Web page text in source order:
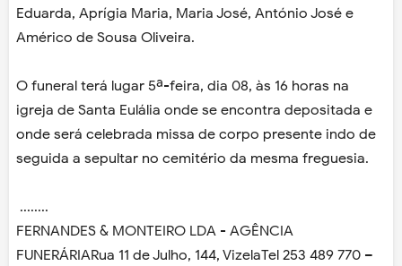
Eduarda, Aprígia Maria, Maria José, António José e
Américo de Sousa Oliveira.
O funeral terá lugar 5ª-feira, dia 08, às 16 horas na
igreja de Santa Eulália onde se encontra depositada e
onde será celebrada missa de corpo presente indo de
seguida a sepultar no cemitério da mesma freguesia.
........
FERNANDES & MONTEIRO LDA - AGÊNCIA
FUNERÁRIARua 11 de Julho, 144, VizelaTel 253 489 770 –